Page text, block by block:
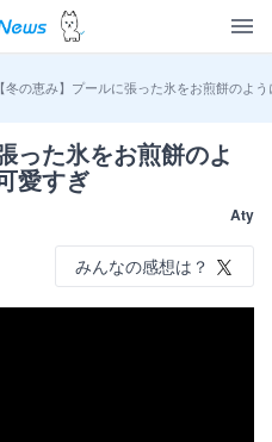
【冬の恵み】プールに張った氷をお煎餅のよ
った氷をお煎餅のよ
愛すぎ
Aty
みんなの感想は？